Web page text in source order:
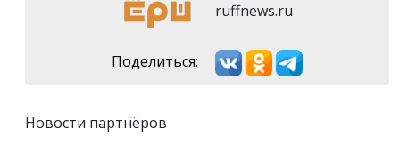
ruffnews.ru
Поделиться:
Новости партнёров